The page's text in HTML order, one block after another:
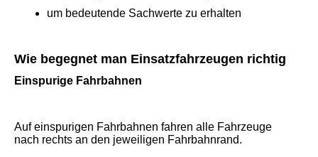
um bedeutende Sachwerte zu erhalten
Wie begegnet man Einsatzfahrzeugen richtig
Einspurige Fahrbahnen
Auf einspurigen Fahrbahnen fahren alle Fahrzeuge
nach rechts an den jeweiligen Fahrbahnrand.